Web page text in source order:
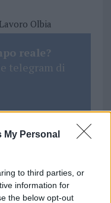
My Personal
to third parties, or
information for
the below opt-out
Olbia
reale?
telegram di
numero +39